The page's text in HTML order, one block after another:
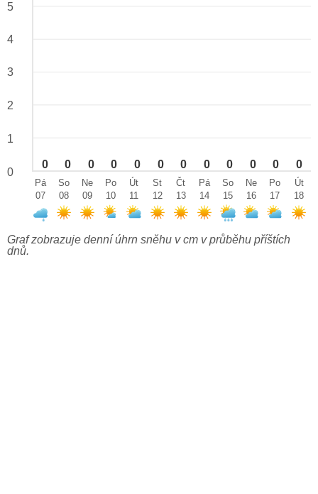
0 0 0 0 0 0 0 0 0 0 0 0
5
4
3
2
1
0
Pá
07
So
08
Ne
09
Po
10
Út
11
St
12
Čt
13
Pá
14
So
15
Ne
16
Po
17
Út
18
Graf zobrazuje denní úhrn sněhu v cm v průběhu příštích
dnů.